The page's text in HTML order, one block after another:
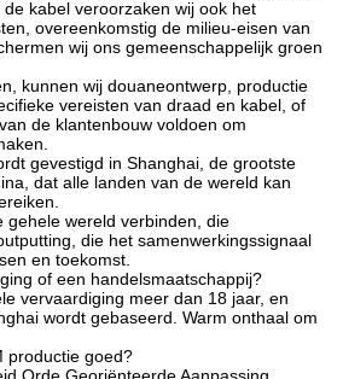
kabel veroorzaken wij ook het
overeenkomstig de milieu-eisen van
wij ons gemeenschappelijk groen
kunnen wij douaneontwerp, productie
vereisten van draad en kabel, of
de klantenbouw voldoen om
gevestigd in Shanghai, de grootste
dat alle landen van de wereld kan
gehele wereld verbinden, die
die het samenwerkingssignaal
en toekomst.
of een handelsmaatschappij?
vervaardiging meer dan 18 jaar, en
wordt gebaseerd. Warm onthaal om
productie goed?